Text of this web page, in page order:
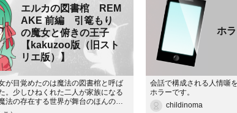
エルカの図書棺 REM
AKE 前編 引篭もり
の魔女と俯きの王子
【kakuzoo版（旧スト
リエ版）】
が目覚めたのは魔法の図書棺と呼ば
。少しひねくれた二人が家族になる
法の存在する世界が舞台のほんのり
。※完結済の「エルカの図書棺」の
ホ
会話で構成される人情噺
ホラーです。
childinoma